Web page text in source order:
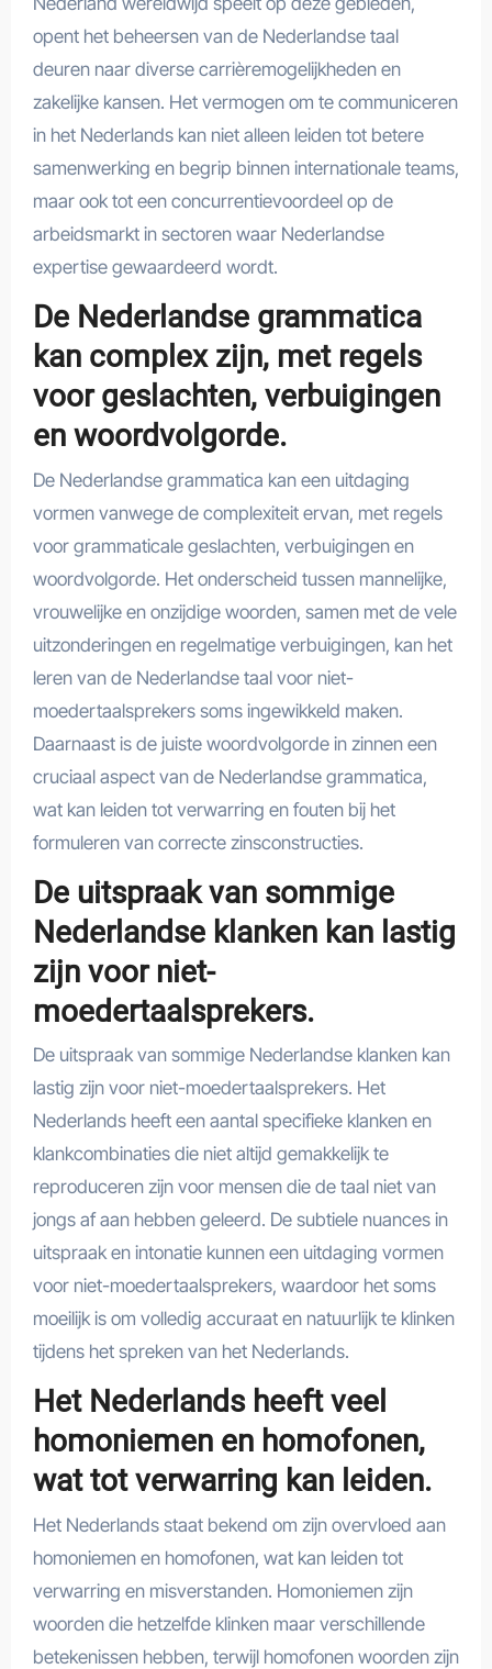
opent het beheersen van de Nederlandse taal
deuren naar diverse carrièremogelijkheden en
zakelijke kansen. Het vermogen om te communiceren
in het Nederlands kan niet alleen leiden tot betere
samenwerking en begrip binnen internationale teams,
maar ook tot een concurrentievoordeel op de
arbeidsmarkt in sectoren waar Nederlandse
expertise gewaardeerd wordt.
De Nederlandse grammatica
kan complex zijn, met regels
voor geslachten, verbuigingen
en woordvolgorde.
De Nederlandse grammatica kan een uitdaging
vormen vanwege de complexiteit ervan, met regels
voor grammaticale geslachten, verbuigingen en
woordvolgorde. Het onderscheid tussen mannelijke,
vrouwelijke en onzijdige woorden, samen met de vele
uitzonderingen en regelmatige verbuigingen, kan het
leren van de Nederlandse taal voor niet-
moedertaalsprekers soms ingewikkeld maken.
Daarnaast is de juiste woordvolgorde in zinnen een
cruciaal aspect van de Nederlandse grammatica,
wat kan leiden tot verwarring en fouten bij het
formuleren van correcte zinsconstructies.
De uitspraak van sommige
Nederlandse klanken kan lastig
zijn voor niet-
moedertaalsprekers.
De uitspraak van sommige Nederlandse klanken kan
lastig zijn voor niet-moedertaalsprekers. Het
Nederlands heeft een aantal specifieke klanken en
klankcombinaties die niet altijd gemakkelijk te
reproduceren zijn voor mensen die de taal niet van
jongs af aan hebben geleerd. De subtiele nuances in
uitspraak en intonatie kunnen een uitdaging vormen
voor niet-moedertaalsprekers, waardoor het soms
moeilijk is om volledig accuraat en natuurlijk te klinken
tijdens het spreken van het Nederlands.
Het Nederlands heeft veel
homoniemen en homofonen,
wat tot verwarring kan leiden.
Het Nederlands staat bekend om zijn overvloed aan
homoniemen en homofonen, wat kan leiden tot
verwarring en misverstanden. Homoniemen zijn
woorden die hetzelfde klinken maar verschillende
betekenissen hebben, terwijl homofonen woorden zijn